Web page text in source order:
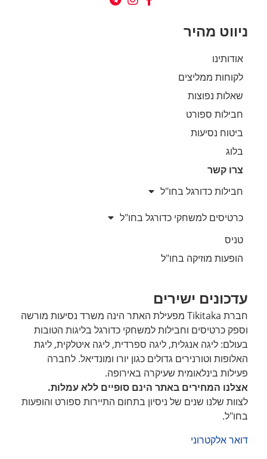
ניווט מהיר
אודותינו
לקוחות ממליצים
שאלות נפוצות
חבילות ספורט
ביטוח נסיעות
בלוג
צרו קשר
חבילות כדורגל בחו"ל
כרטיסים למשחקי כדורגל בחו"ל
טניס
הופעות מוזיקה בחו"ל
עדכונים ישירים
חברת Tikitaka מפעילת האתר הינה משרד נסיעות מורשה
וספק כרטיסים וחבילות למשחקי כדורגל בליגות הטובות
בעולם: ליגה אנגלית, ליגה ספרדית, ליגה איטלקית, ליגת
האלופות וטורנירים גדולים כגון יורו ומונדיאל. לחברה
פעילות בינלאומית שעיקרה באירופה.
אצלנו המחירים באתר הינם סופיים ללא עמלות.
לצוות שלנו שנים של ניסיון בתחום התיירות ספורט והופעות
בחו"ל.
דואר אלקטרוני